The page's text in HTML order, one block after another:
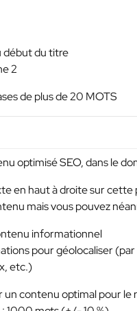
début du titre
2
de plus de 20 MOTS
optimisé SEO, dans le
en haut à droite sur cette
mais vous pouvez
informationnel
pour géolocaliser
etc.)
un contenu optimal pour